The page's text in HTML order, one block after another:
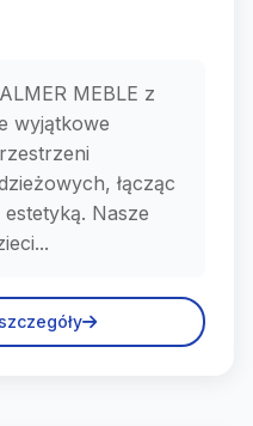
MEBLE z
wyjątkowe
łącząc
Nasze